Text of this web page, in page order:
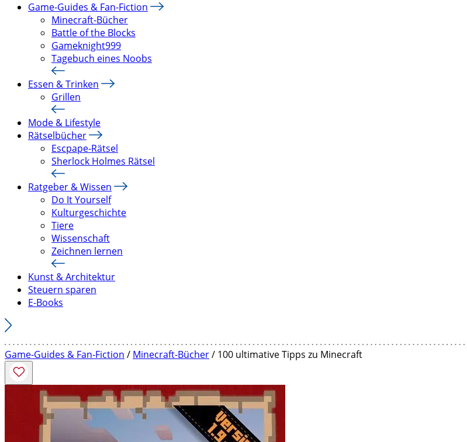
Game-Guides & Fan-Fiction
Minecraft-Bücher
Battle of the Blocks
Gameknight999
Tagebuch eines Noobs
Essen & Trinken
Grillen
Mode & Lifestyle
Rätselbücher
Escpape-Rätsel
Sherlock Holmes Rätsel
Ratgeber & Wissen
Do It Yourself
Kulturgeschichte
Tiere
Wissenschaft
Zeichnen lernen
Kunst & Architektur
Steuern sparen
E-Books
Game-Guides & Fan-Fiction / Minecraft-Bücher/ 100 ultimative Tipps zu Minecraft